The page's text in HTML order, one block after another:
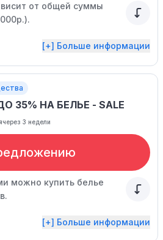
от общей суммы
[+] Больше информации
35% НА БЕЛЬЕ - SALE
через 3 недели
можно купить белье
[+] Больше информации